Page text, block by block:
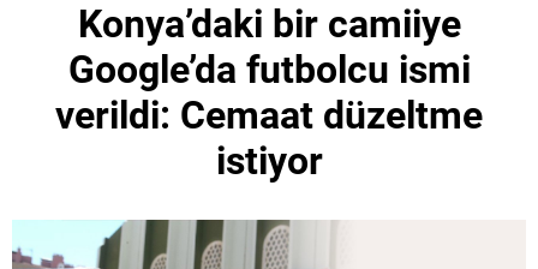
Konya’daki bir camiiye
Google’da futbolcu ismi
verildi: Cemaat düzeltme
istiyor